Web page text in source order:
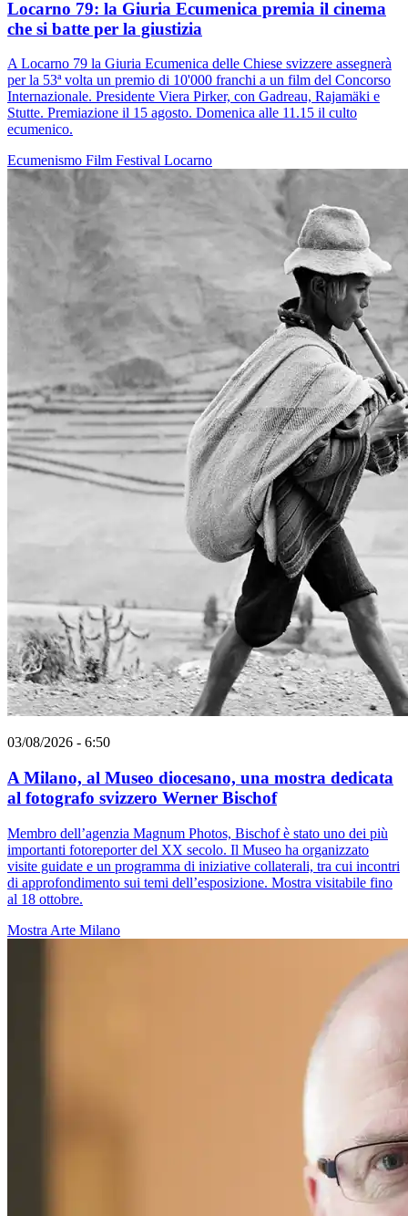
Locarno 79: la Giuria Ecumenica premia il cinema
che si batte per la giustizia
A Locarno 79 la Giuria Ecumenica delle Chiese svizzere assegnerà
per la 53ª volta un premio di 10'000 franchi a un film del Concorso
Internazionale. Presidente Viera Pirker, con Gadreau, Rajamäki e
Stutte. Premiazione il 15 agosto. Domenica alle 11.15 il culto
ecumenico.
Ecumenismo Film Festival Locarno
03/08/2026 - 6:50
A Milano, al Museo diocesano, una mostra dedicata
al fotografo svizzero Werner Bischof
Membro dell’agenzia Magnum Photos, Bischof è stato uno dei più
importanti fotoreporter del XX secolo. Il Museo ha organizzato
visite guidate e un programma di iniziative collaterali, tra cui incontri
di approfondimento sui temi dell’esposizione. Mostra visitabile fino
al 18 ottobre.
Mostra Arte Milano